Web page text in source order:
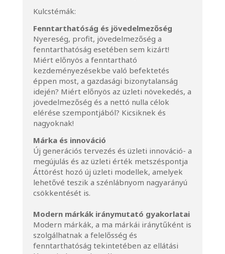
Kulcstémák:
Fenntarthatóság és jövedelmezőség
Nyereség, profit, jövedelmezőség a
fenntarthatóság esetében sem kizárt!
Miért előnyös a fenntartható
kezdeményezésekbe való befektetés
éppen most, a gazdasági bizonytalanság
idején? Miért előnyös az üzleti növekedés, a
jövedelmezőség és a nettó nulla célok
elérése szempontjából? Kicsiknek és
nagyoknak!
Márka és innováció
Új generációs tervezés és üzleti innováció- a
megújulás és az üzleti érték metszéspontja
Áttörést hozó új üzleti modellek, amelyek
lehetővé teszik a szénlábnyom nagyarányú
csökkentését is.
Modern márkák iránymutató gyakorlatai
Modern márkák, a ma márkái iránytűként is
szolgálhatnak a felelősség és
fenntarthatóság tekintetében az ellátási